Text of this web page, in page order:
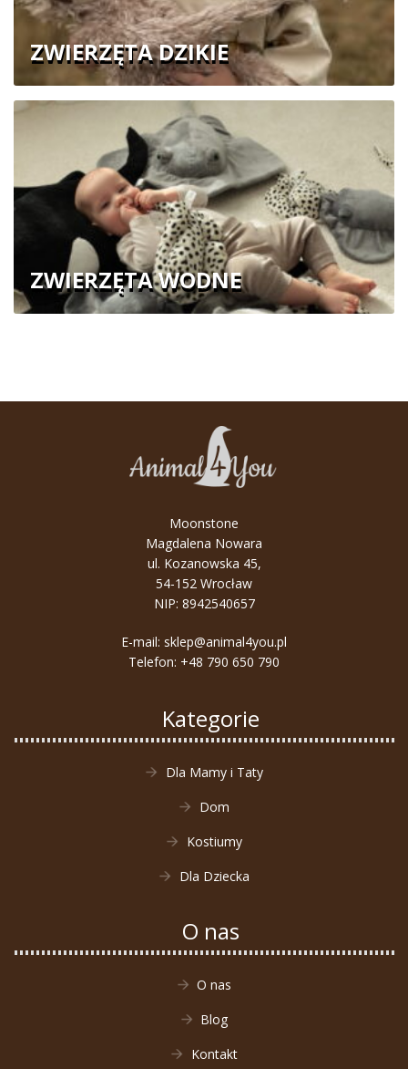
ZWIERZĘTA DZIKIE
ZWIERZĘTA WODNE
Moonstone
Magdalena Nowara
ul. Kozanowska 45,
54-152 Wrocław
NIP: 8942540657
E-mail: sklep@animal4you.pl
Telefon: +48 790 650 790
Kategorie
Dla Mamy i Taty
Dom
Kostiumy
Dla Dziecka
O nas
O nas
Blog
Kontakt